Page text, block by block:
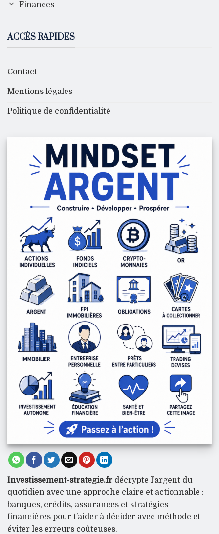
Finances
ACCÈS RAPIDES
Contact
Mentions légales
Politique de confidentialité
Investissement-strategie.fr décrypte l’argent du
quotidien avec une approche claire et actionnable :
banques, crédits, assurances et stratégies
financières pour t’aider à décider avec méthode et
éviter les erreurs coûteuses.